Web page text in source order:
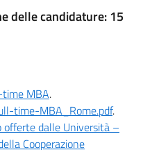
delle candidature: 15
MBA.
time-MBA_Rome.pdf.
offerte dalle Università –
Cooperazione